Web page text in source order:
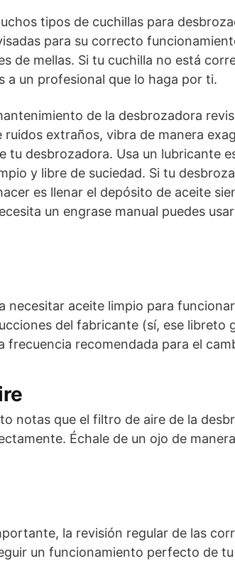
tipos de cuchillas para
para su correcto
de mellas. Si tu cuchilla no está
a un profesional que lo haga por ti.
de la desbrozadora
ruidos extraños, vibra de manera
tu desbrozadora. Usa un lubricante
y libre de suciedad. Si tu
es llenar el depósito de aceite
un engrase manual puedes
necesitar aceite limpio para
del fabricante (sí, ese libreto
frecuencia recomendada para el
notas que el filtro de aire de la
Échale de un ojo de
la revisión regular de las
un funcionamiento perfecto de